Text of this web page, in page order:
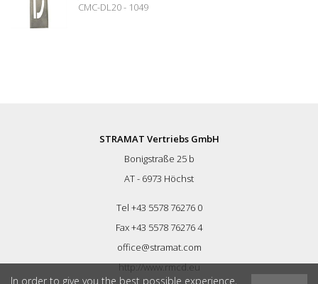
CMC-DL20 - 1049
STRAMAT Vertriebs GmbH
Bonigstraße 25 b
AT - 6973 Höchst
Tel +43 5578 76276 0
Fax +43 5578 76276 4
office@stramat.com
http://www.rmcd.eu
In order to give you the best possible experience,